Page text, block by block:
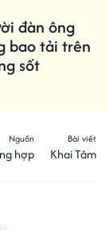
đàn ông
bao tải trên
sốt
Nguồn
hợp
Bài viết
Khai Tâm